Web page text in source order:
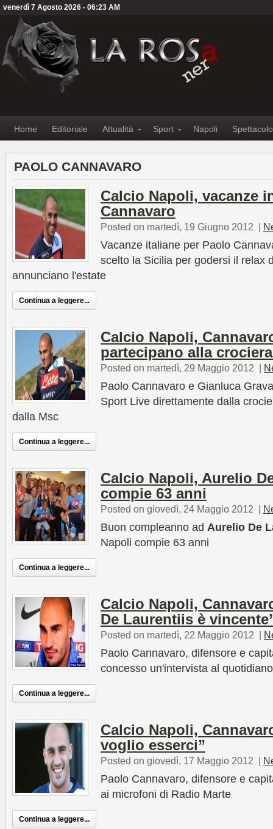
venerdì 7 Agosto 2026 - 06:23 AM
Home Editoriale Attualità Sport Napoli Spettacolo
PAOLO CANNAVARO
Calcio Napoli, vacanze
Cannavaro
Posted on martedì, 19 Giugno 2012 |
Vacanze italiane per Paolo
scelto la Sicilia per godersi il relax
annunciano l'estate
Continua a leggere...
Calcio Napoli,
partecipano alla
Posted on martedì, 29 Maggio 2012 |
Paolo Cannavaro e Gianluca
Sport Live direttamente dalla
dalla Msc
Continua a leggere...
Calcio Napoli, Aurelio
compie 63 anni
Posted on giovedì, 24 Maggio 2012 |
Buon compleanno ad Aurelio De
Napoli compie 63 anni
Continua a leggere...
Calcio Napoli,
De Laurentiis è
Posted on martedì, 22 Maggio 2012 |
Paolo Cannavaro, difensore e
concesso un'intervista al
Continua a leggere...
Calcio Napoli,
voglio esserci”
Posted on giovedì, 17 Maggio 2012 |
Paolo Cannavaro, difensore e
ai microfoni di Radio Marte
Continua a leggere...